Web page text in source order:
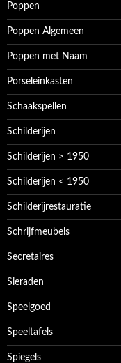
Poppen
Poppen Algemeen
Poppen met Naam
Porseleinkasten
Schaakspellen
Schilderijen
Schilderijen > 1950
Schilderijen < 1950
Schilderijrestauratie
Schrijfmeubels
Secretaires
Sieraden
Speelgoed
Speeltafels
Spiegels